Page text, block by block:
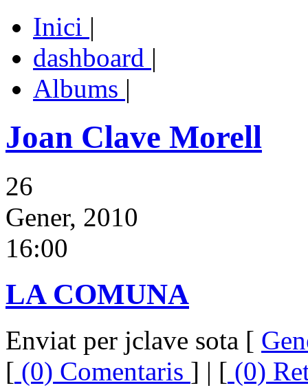
Inici |
dashboard |
Albums |
Joan Clave Morell
26
Gener, 2010
16:00
LA COMUNA
Enviat per jclave sota [
[ (0) Comentaris ] | [ (0)